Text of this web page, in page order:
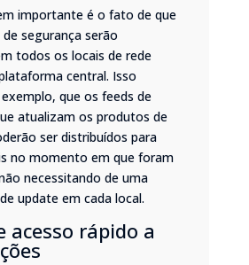
importante é o fato de que
segurança serão
todos os locais de rede
central. Isso
que os feeds de
atualizam os produtos de
ser distribuídos para
no momento em que foram
necessitando de uma
update em cada local.
acesso rápido a